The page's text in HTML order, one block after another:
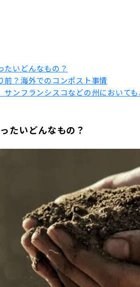
たいどんなもの？
前？海外でのコンポスト事情
サンフランシスコなどの州においても
たいどんなもの？